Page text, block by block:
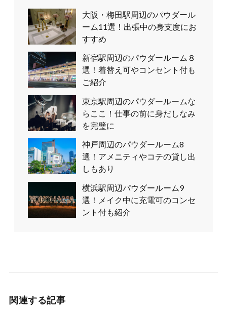
大阪・梅田駅周辺のパウダール
ーム11選！出張中の身支度にお
すすめ
新宿駅周辺のパウダールーム８
選！着替え可やコンセント付も
ご紹介
東京駅周辺のパウダールームな
らここ！仕事の前に身だしなみ
を完璧に
神戸周辺のパウダールーム8
選！アメニティやコテの貸し出
しもあり
横浜駅周辺パウダールーム9
選！メイク中に充電可のコンセ
ント付も紹介
関連する記事